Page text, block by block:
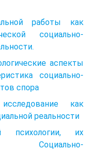
работы как
социально-
аспекты
социально-
спора
как
реальности
психологии, их
Социально-